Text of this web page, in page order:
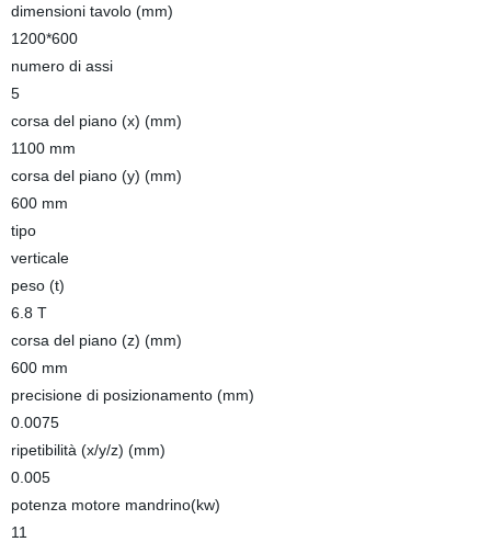
dimensioni tavolo (mm)
1200*600
numero di assi
5
corsa del piano (x) (mm)
1100 mm
corsa del piano (y) (mm)
600 mm
tipo
verticale
peso (t)
6.8 T
corsa del piano (z) (mm)
600 mm
precisione di posizionamento (mm)
0.0075
ripetibilità (x/y/z) (mm)
0.005
potenza motore mandrino(kw)
11